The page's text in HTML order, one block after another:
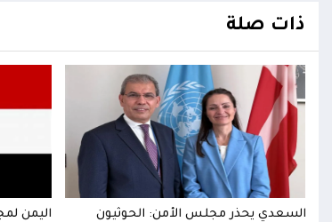
ذات صلة
السعدي يحذر مجلس الأمن: الحوثيون
اليمن